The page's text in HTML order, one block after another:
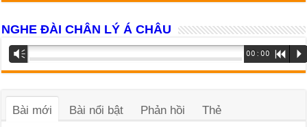
NGHE ĐÀI CHÂN LÝ Á CHÂU
Trình
phát
Vm 00:00 R P
Bài mới Bài nổi bật Phản hồi Thẻ